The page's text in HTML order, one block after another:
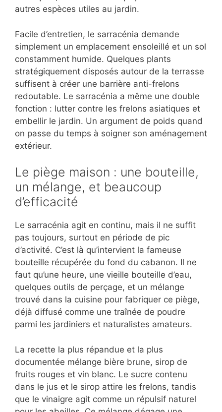
autres espèces utiles au jardin.
Facile d’entretien, le sarracénia demande
simplement un emplacement ensoleillé et un sol
constamment humide. Quelques plants
stratégiquement disposés autour de la terrasse
suffisent à créer une barrière anti-frelons
redoutable. Le sarracénia a même une double
fonction : lutter contre les frelons asiatiques et
embellir le jardin. Un argument de poids quand
on passe du temps à soigner son aménagement
extérieur.
Le piège maison : une bouteille,
un mélange, et beaucoup
d’efficacité
Le sarracénia agit en continu, mais il ne suffit
pas toujours, surtout en période de pic
d’activité. C’est là qu’intervient la fameuse
bouteille récupérée du fond du cabanon. Il ne
faut qu’une heure, une vieille bouteille d’eau,
quelques outils de perçage, et un mélange
trouvé dans la cuisine pour fabriquer ce piège,
déjà diffusé comme une traînée de poudre
parmi les jardiniers et naturalistes amateurs.
La recette la plus répandue et la plus
documentée mélange bière brune, sirop de
fruits rouges et vin blanc. Le sucre contenu
dans le jus et le sirop attire les frelons, tandis
que le vinaigre agit comme un répulsif naturel